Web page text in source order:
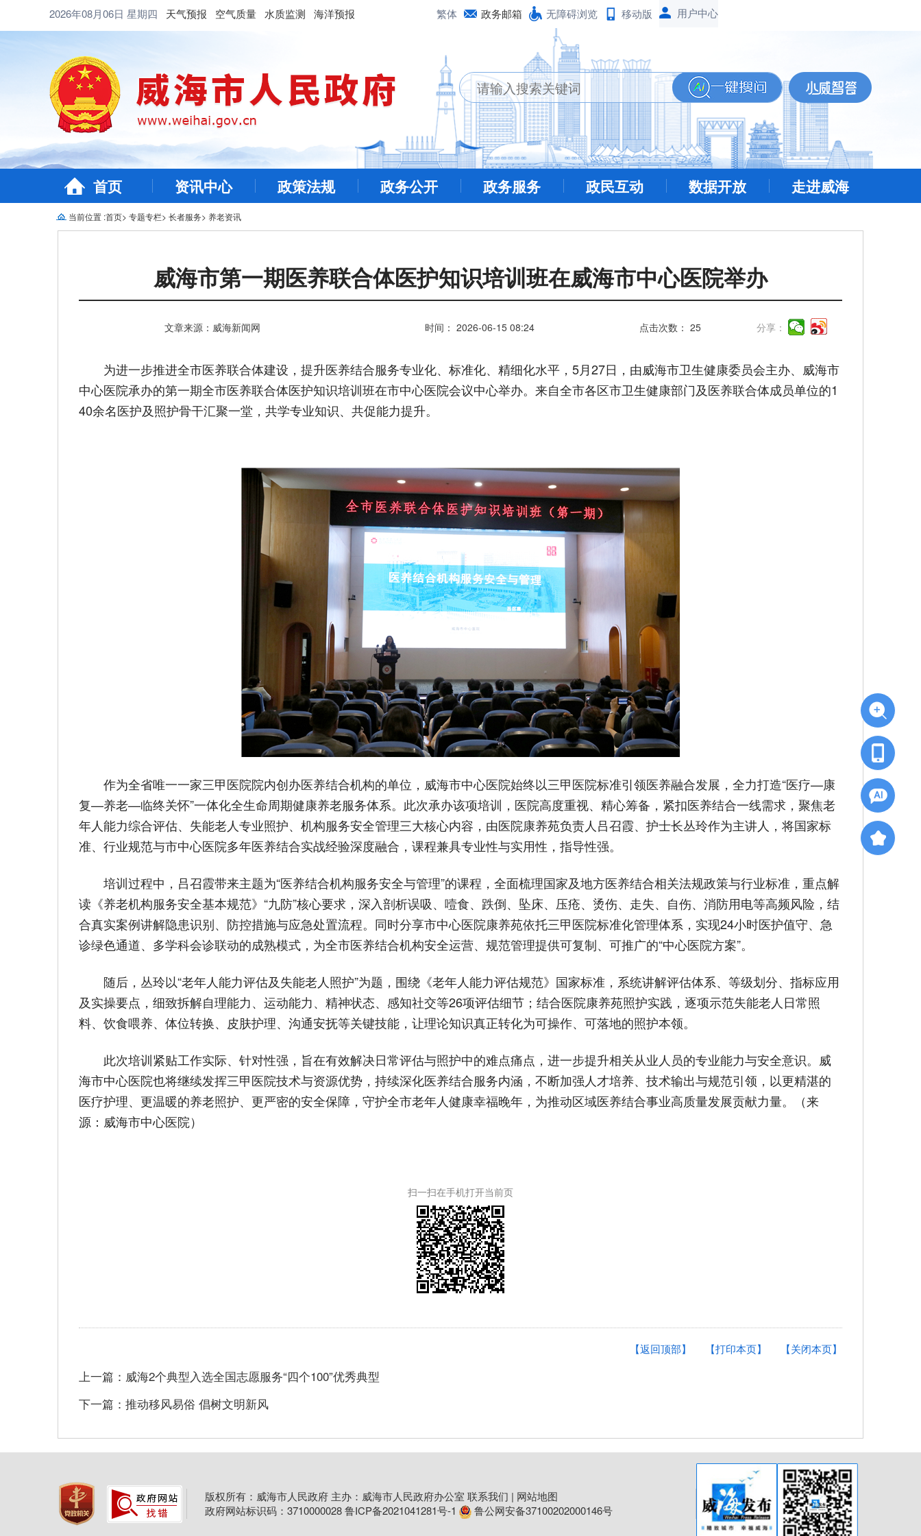
2026年08月06日 星期四 天气预报 空气质量 水质监测 海洋预报 繁体 政务邮箱 无障碍浏览 移动版
首页 资讯中心 政策法规 政务公开 政务服务 政民互动 数据开放 走进威海
当前位置 :首页> 专题专栏> 长者服务> 养老资讯
威海市第一期医养联合体医护知识培训班在威海市中心医院举办
文章来源：威海新闻网 时间： 2026-06-15 08:24 点击次数：25 分享：
为进一步推进全市医养联合体建设，提升医养结合服务专业化、标准化、精细化水平，5月27日，由威海市卫生健康委员会主办、威海市
中心医院承办的第一期全市医养联合体医护知识培训班在市中心医院会议中心举办。来自全市各区市卫生健康部门及医养联合体成员单位的1
40余名医护及照护骨干汇聚一堂，共学专业知识、共促能力提升。
作为全省唯一一家三甲医院院内创办医养结合机构的单位，威海市中心医院始终以三甲医院标准引领医养融合发展，全力打造“医疗—康
复—养老—临终关怀”一体化全生命周期健康养老服务体系。此次承办该项培训，医院高度重视、精心筹备，紧扣医养结合一线需求，聚焦老
年人能力综合评估、失能老人专业照护、机构服务安全管理三大核心内容，由医院康养苑负责人吕召霞、护士长丛玲作为主讲人，将国家标
准、行业规范与市中心医院多年医养结合实战经验深度融合，课程兼具专业性与实用性，指导性强。
培训过程中，吕召霞带来主题为“医养结合机构服务安全与管理”的课程，全面梳理国家及地方医养结合相关法规政策与行业标准，重点解
读《养老机构服务安全基本规范》“九防”核心要求，深入剖析误吸、噎食、跌倒、坠床、压疮、烫伤、走失、自伤、消防用电等高频风险，结
合真实案例讲解隐患识别、防控措施与应急处置流程。同时分享市中心医院康养苑依托三甲医院标准化管理体系，实现24小时医护值守、急
诊绿色通道、多学科会诊联动的成熟模式，为全市医养结合机构安全运营、规范管理提供可复制、可推广的“中心医院方案”。
随后，丛玲以“老年人能力评估及失能老人照护”为题，围绕《老年人能力评估规范》国家标准，系统讲解评估体系、等级划分、指标应用
及实操要点，细致拆解自理能力、运动能力、精神状态、感知社交等26项评估细节；结合医院康养苑照护实践，逐项示范失能老人日常照
料、饮食喂养、体位转换、皮肤护理、沟通安抚等关键技能，让理论知识真正转化为可操作、可落地的照护本领。
此次培训紧贴工作实际、针对性强，旨在有效解决日常评估与照护中的难点痛点，进一步提升相关从业人员的专业能力与安全意识。威
海市中心医院也将继续发挥三甲医院技术与资源优势，持续深化医养结合服务内涵，不断加强人才培养、技术输出与规范引领，以更精湛的
医疗护理、更温暖的养老照护、更严密的安全保障，守护全市老年人健康幸福晚年，为推动区域医养结合事业高质量发展贡献力量。（来
源：威海市中心医院）
扫一扫在手机打开当前页
【关闭本页】
【打印本页】
【返回顶部】
上一篇：威海2个典型入选全国志愿服务“四个100”优秀典型
下一篇：推动移风易俗 倡树文明新风
版权所有：威海市人民政府 主办：威海市人民政府办公室 联系我们 | 网站地图
政府网站标识码：3710000028鲁ICP备2021041281号-1 鲁公网安备37100202000146号